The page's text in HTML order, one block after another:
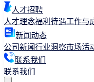
人才招聘
人才理念福利待遇工作与
新闻动态
公司新闻行业洞察市场活
联系我们
联系我们